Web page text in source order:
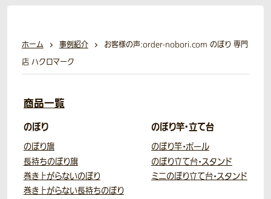
ホーム 事例紹介
お客様の声:order-nobori.com のぼり 専門
店 ハクロマーク
商品一覧
のぼり
のぼり旗
長持ちのぼり旗
巻き上がらないのぼり
巻き上がらない長持ちのぼり
のぼり竿・立て台
のぼり竿・ポール
のぼり立て台・スタンド
ミニのぼり立て台・スタンド